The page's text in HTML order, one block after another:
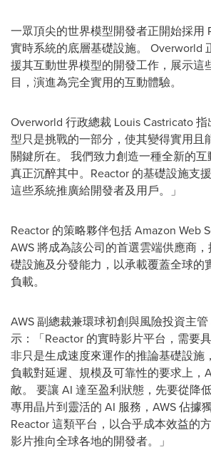
一眾頂尖的世界模型開發者正開始採用
實時系統的底層基礎設施。 Overworld
援其互動世界模型的開發工作，展示這
目，演進為完全實用的互動體驗。
Overworld 行政總裁 Louis Castricato
型只是挑戰的一部分，使其變得實用且
關鍵所在。 我們致力創造一種全新的
真正沉醉其中。Reactor 的基礎設施支
這些系統推廣給開發者及用戶。」
Reactor 的策略夥伴包括 Amazon Web
AWS 將成為該公司的首選雲端供應商
礎設施及分發能力，以承載覆蓋全球的
負載。
AWS 副總裁兼環球初創與風險投資主
示：「Reactor 的實時影片平台，需要
非只是生成速度來運作的推論基礎設施
負載對延遲、規模及可靠性的要求上，
敵。 要讓 AI 達至盈利狀態，先要從降
專用晶片到靈活的 AI 服務，AWS 佔據
Reactor 這類平台，以合乎成本效益的
影片推向全球各地的開發者。」